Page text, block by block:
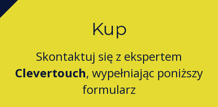
Kup
Skontaktuj się z ekspertem
Clevertouch, wypełniając poniższy
formularz